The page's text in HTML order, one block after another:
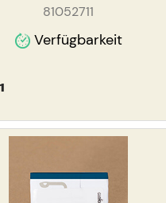
81052711
Verfügbarkeit
¹